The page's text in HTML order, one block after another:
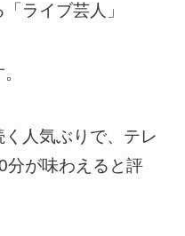
ライブ芸人」
人気ぶりで、テレ
分が味わえると評